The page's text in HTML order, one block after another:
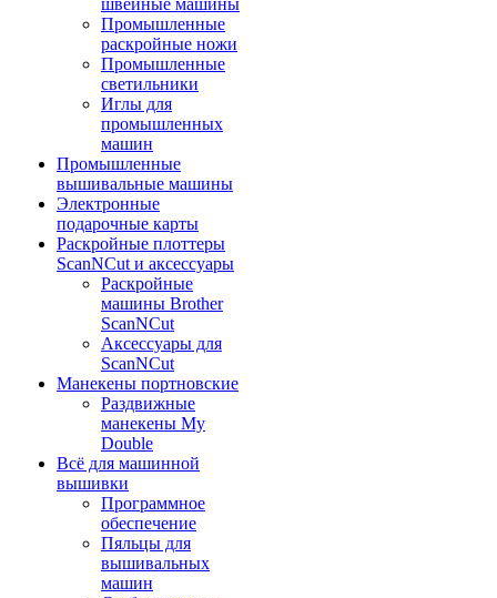
швейные машины
Промышленные
раскройные ножи
Промышленные
светильники
Иглы для
промышленных
машин
Промышленные
вышивальные машины
Электронные
подарочные карты
Раскройные плоттеры
ScanNCut и аксессуары
Раскройные
машины Brother
ScanNCut
Аксессуары для
ScanNCut
Манекены портновские
Раздвижные
манекены My
Double
Всё для машинной
вышивки
Программное
обеспечение
Пяльцы для
вышивальных
машин